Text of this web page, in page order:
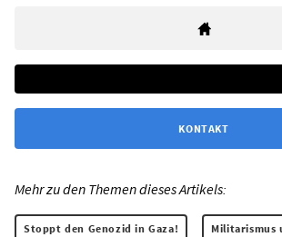
KONTAKT
Mehr zu den Themen dieses Artikels:
Stoppt den Genozid in Gaza! Militarismus